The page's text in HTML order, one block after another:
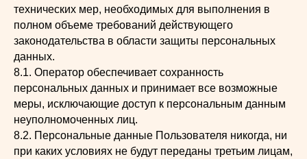
технических мер, необходимых для выполнения в
полном объеме требований действующего
законодательства в области защиты персональных
данных.
8.1. Оператор обеспечивает сохранность
персональных данных и принимает все возможные
меры, исключающие доступ к персональным данным
неуполномоченных лиц.
8.2. Персональные данные Пользователя никогда, ни
при каких условиях не будут переданы третьим лицам,